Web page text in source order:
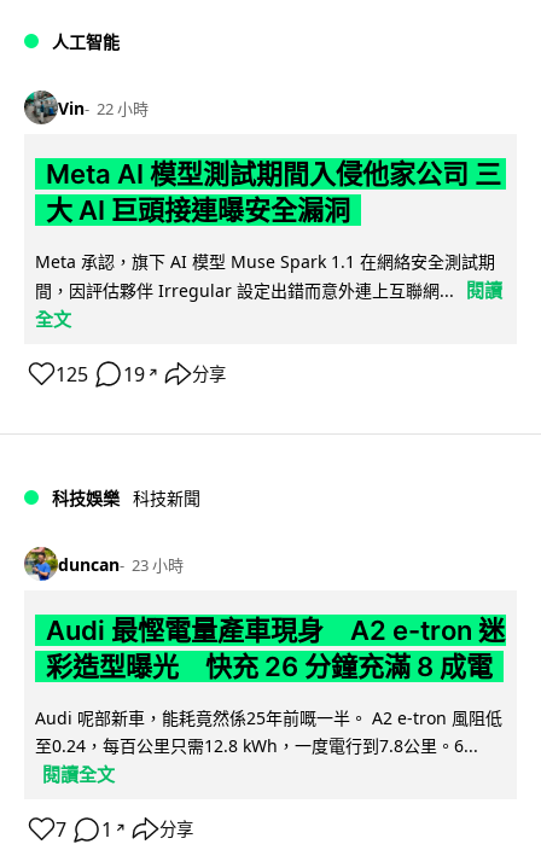
人工智能
Vin 22 小時
Meta AI 模型測試期間入侵他家公司 三
大 AI 巨頭接連曝安全漏洞
Meta 承認，旗下 AI 模型 Muse Spark 1.1 在網絡安全測試期
間，因評估夥伴 Irregular 設定出錯而意外連上互聯網...
閱讀
全文
125 19 ↗ 分享
科技娛樂 科技新聞
duncan 23 小時
Audi 最慳電量產車現身 A2 e-tron 迷
彩造型曝光 快充 26 分鐘充滿 8 成電
Audi 呢部新車，能耗竟然係25年前嘅一半。 A2 e-tron 風阻低
至0.24，每百公里只需12.8 kWh，一度電行到7.8公里。6...
閱讀全文
7 1 ↗ 分享